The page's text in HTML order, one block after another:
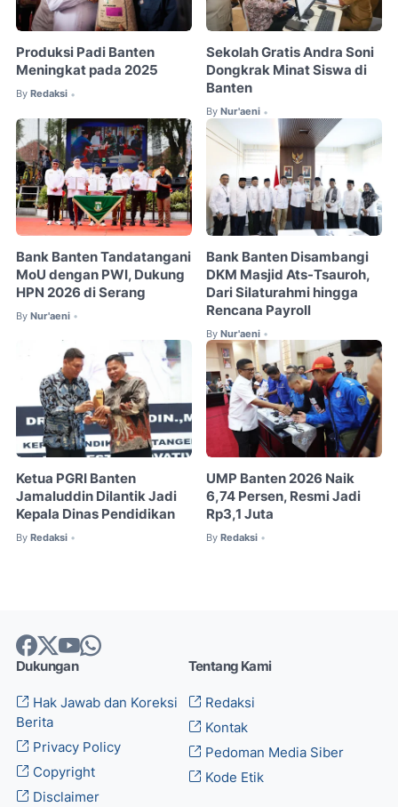
Produksi Padi Banten
Meningkat pada 2025
By Redaksi •
Sekolah Gratis Andra Soni
Dongkrak Minat Siswa di
Banten
By Nur'aeni •
Bank Banten Tandatangani
MoU dengan PWI, Dukung
HPN 2026 di Serang
By Nur'aeni •
Bank Banten Disambangi
DKM Masjid Ats-Tsauroh,
Dari Silaturahmi hingga
Rencana Payroll
By Nur'aeni •
Ketua PGRI Banten
Jamaluddin Dilantik Jadi
Kepala Dinas Pendidikan
By Redaksi •
UMP Banten 2026 Naik
6,74 Persen, Resmi Jadi
Rp3,1 Juta
By Redaksi •
Dukungan
Hak Jawab dan Koreksi
Berita
Privacy Policy
Copyright
Disclaimer
Tentang Kami
Redaksi
Kontak
Pedoman Media Siber
Kode Etik